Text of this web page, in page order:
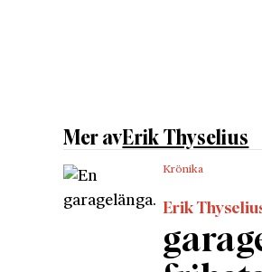
Mer avErik Thyselius
Krönika
Erik